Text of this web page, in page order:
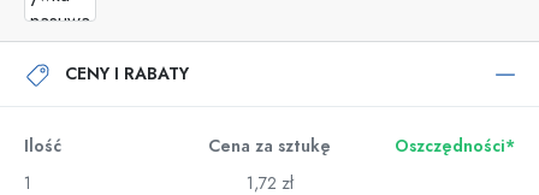
CENY I RABATY
Ilość Cena za sztukę
Oszczędności*
1
1,72 zł